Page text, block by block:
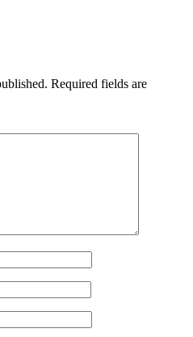
Required fields are